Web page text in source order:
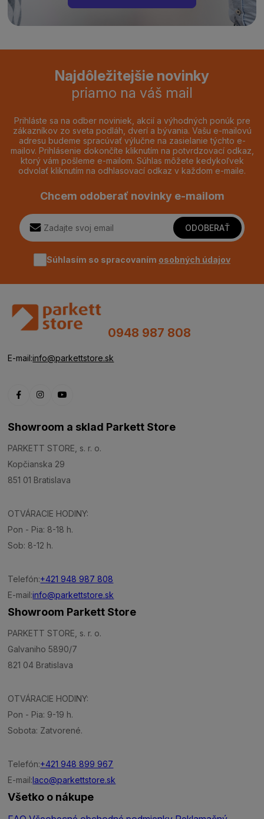
Najdôležitejšie novinky
priamo na váš mail
Prihláste sa na odber noviniek, akcií a výhodných ponúk pre
zákazníkov zo sveta podláh, dverí a bývania. Vašu e-mailovú
adresu budeme spracúvať výlučne na zasielanie týchto e-
mailov. Prihlásenie dokončíte kliknutím na potvrdzovací odkaz,
ktorý vám pošleme e-mailom. Súhlas môžete kedykoľvek
odvolať kliknutím na odhlasovací odkaz v každom e-maile.
Chcem odoberať novinky e-mailom
ODOBERAŤ
Súhlasím so spracovaním osobných údajov
0948 987 808
E-mail:info@parkettstore.sk
Showroom a sklad Parkett Store
PARKETT STORE, s. r. o.
Kopčianska 29
851 01 Bratislava
OTVÁRACIE HODINY:
Pon - Pia: 8-18 h.
Sob: 8-12 h.
Telefón:+421 948 987 808
E-mail:info@parkettstore.sk
Showroom Parkett Store
PARKETT STORE, s. r. o.
Galvaniho 5890/7
821 04 Bratislava
OTVÁRACIE HODINY:
Pon - Pia: 9-19 h.
Sobota: Zatvorené.
Telefón:+421 948 899 967
E-mail:laco@parkettstore.sk
Všetko o nákupe